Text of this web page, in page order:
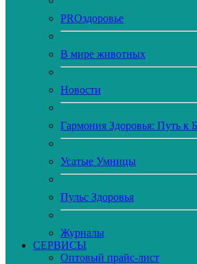
PROздоровье
В мире животных
Новости
Гармония Здоровья: Путь к
Усатые Умницы
Пульс Здоровья
Журналы
CЕРВИСЫ
Оптовый прайс-лист